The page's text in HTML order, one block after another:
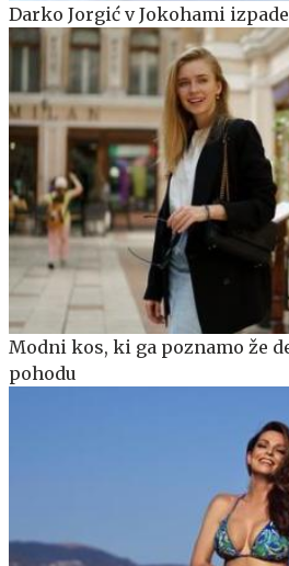
Darko Jorgić v Jokohami
Modni kos, ki ga poznamo že
pohodu